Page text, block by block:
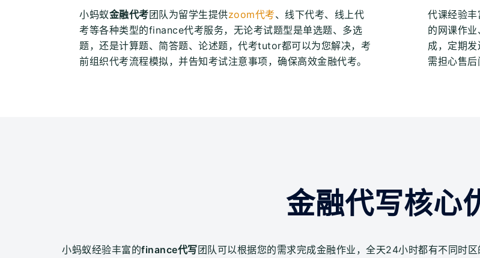
小蚂蚁金融代考团队为留学生提供zoom代考、线下代考、线上代
考等各种类型的finance代考服务，无论考试题型是单选题、多选
题，还是计算题、简答题、论述题，代考tutor都可以为您解决，考
前组织代考流程模拟，并告知考试注意事项，确保高效金融代考。
代课经验丰
的网课作
成，定期
需担心售后
金融代写核心
小蚂蚁经验丰富的finance代写团队可以根据您的需求完成金融作业，全天24小时都有不同时